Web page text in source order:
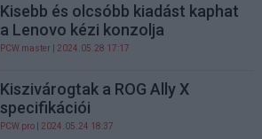
Kisebb és olcsóbb kiadást kaphat
a Lenovo kézi konzolja
PCW.master | 2024.05.28 17:17
Kiszivárogtak a ROG Ally X
specifikációi
PCW.pro | 2024.05.24 18:37